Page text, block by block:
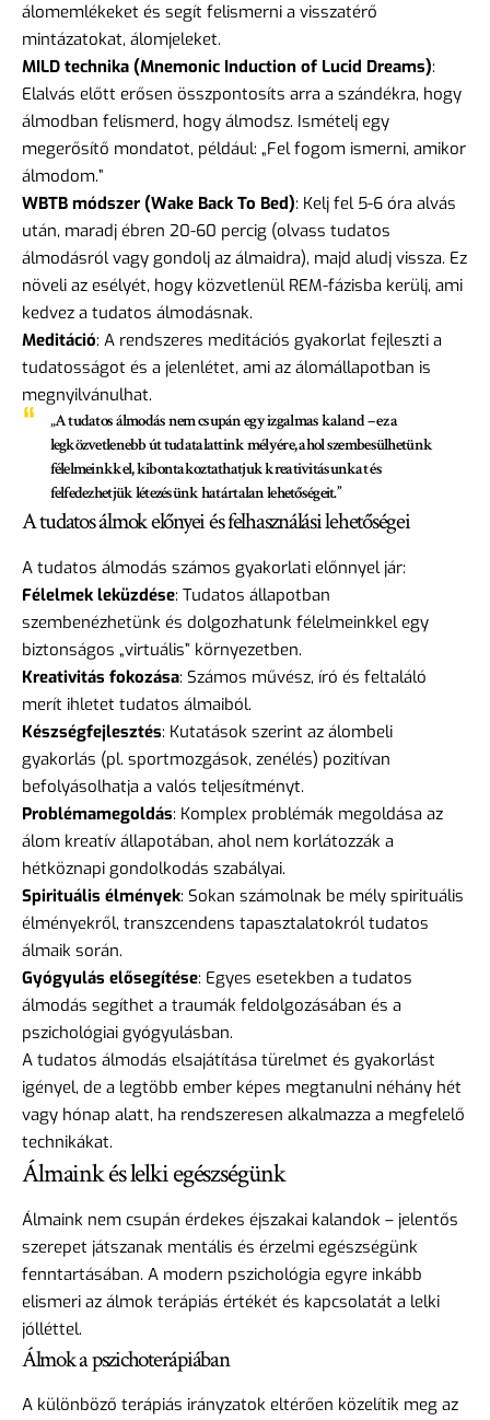
álomemlékeket és segít felismerni a visszatérő
mintázatokat, álomjeleket.
MILD technika (Mnemonic Induction of Lucid Dreams):
Elalvás előtt erősen összpontosíts arra a szándékra, hogy
álmodban felismerd, hogy álmodsz. Ismételj egy
megerősítő mondatot, például: „Fel fogom ismerni, amikor
álmodom.”
WBTB módszer (Wake Back To Bed): Kelj fel 5-6 óra alvás
után, maradj ébren 20-60 percig (olvass tudatos
álmodásról vagy gondolj az álmaidra), majd aludj vissza. Ez
növeli az esélyét, hogy közvetlenül REM-fázisba kerülj, ami
kedvez a tudatos álmodásnak.
Meditáció: A rendszeres meditációs gyakorlat fejleszti a
tudatosságot és a jelenlétet, ami az álomállapotban is
megnyilvánulhat.
„A tudatos álmodás nem csupán egy izgalmas kaland – ez a
legközvetlenebb út tudatalattink mélyére, ahol szembesülhetünk
félelmeinkkel, kibontakoztathatjuk kreativitásunkat és
felfedezhetjük létezésünk határtalan lehetőségeit.”
A tudatos álmok előnyei és felhasználási lehetőségei
A tudatos álmodás számos gyakorlati előnnyel jár:
Félelmek leküzdése: Tudatos állapotban
szembenézhetünk és dolgozhatunk félelmeinkkel egy
biztonságos „virtuális” környezetben.
Kreativitás fokozása: Számos művész, író és feltaláló
merít ihletet tudatos álmaiból.
Készségfejlesztés: Kutatások szerint az álombeli
gyakorlás (pl. sportmozgások, zenélés) pozitívan
befolyásolhatja a valós teljesítményt.
Problémamegoldás: Komplex problémák megoldása az
álom kreatív állapotában, ahol nem korlátozzák a
hétköznapi gondolkodás szabályai.
Spirituális élmények: Sokan számolnak be mély spirituális
élményekről, transzcendens tapasztalatokról tudatos
álmaik során.
Gyógyulás elősegítése: Egyes esetekben a tudatos
álmodás segíthet a traumák feldolgozásában és a
pszichológiai gyógyulásban.
A tudatos álmodás elsajátítása türelmet és gyakorlást
igényel, de a legtöbb ember képes megtanulni néhány hét
vagy hónap alatt, ha rendszeresen alkalmazza a megfelelő
technikákat.
Álmaink és lelki egészségünk
Álmaink nem csupán érdekes éjszakai kalandok – jelentős
szerepet játszanak mentális és érzelmi egészségünk
fenntartásában. A modern pszichológia egyre inkább
elismeri az álmok terápiás értékét és kapcsolatát a lelki
jólléttel.
Álmok a pszichoterápiában
A különböző terápiás irányzatok eltérően közelítik meg az